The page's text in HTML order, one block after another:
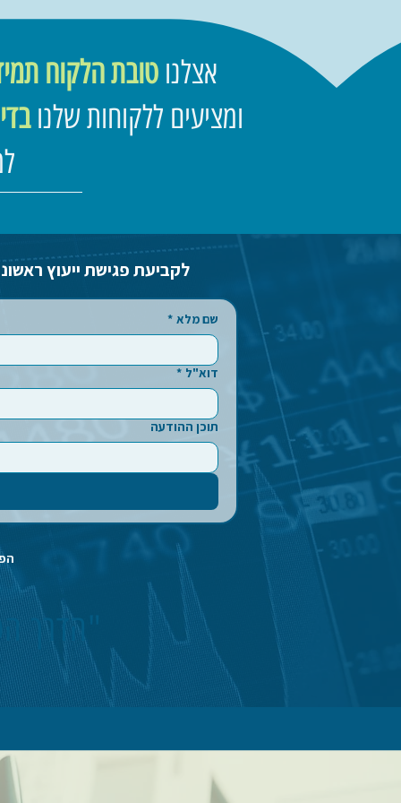
אצלנו טובת הלקוח
ומציעים ללקוחות שלנו
לקביעת פגישת ייעוץ
שם מלא *
דוא"ל *
תוכן ההודעה
"הדרך